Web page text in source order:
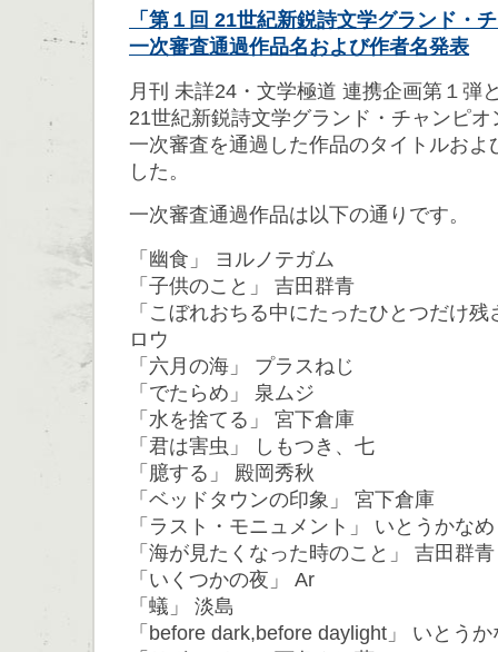
「第１回 21世紀新鋭詩文学グランド・
一次審査通過作品名および作者名発表
月刊 未詳24・文学極道 連携企画第１弾
21世紀新鋭詩文学グランド・チャンピ
一次審査を通過した作品のタイトルおよ
した。
一次審査通過作品は以下の通りです。
「幽食」 ヨルノテガム
「子供のこと」 吉田群青
「こぼれおちる中にたったひとつだけ
ロウ
「六月の海」 プラスねじ
「でたらめ」 泉ムジ
「水を捨てる」 宮下倉庫
「君は害虫」 しもつき、七
「臆する」 殿岡秀秋
「ベッドタウンの印象」 宮下倉庫
「ラスト・モニュメント」 いとうかなめ
「海が見たくなった時のこと」 吉田群青
「いくつかの夜」 Ar
「蟻」 淡島
「before dark,before daylight」 いとうか